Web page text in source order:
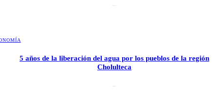
5 años de la liberación del agua por los pueblos de la región
Cholulteca